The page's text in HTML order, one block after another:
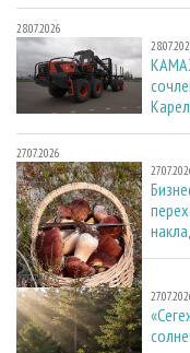
28.07.2026
27.07.2026
27.07.2026